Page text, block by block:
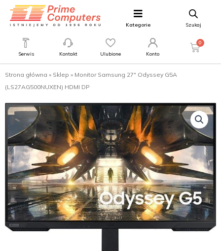
Kategorie Szukaj
Serwis Kontakt Ulubione Konto
0
Strona główna » Sklep » Monitor Samsung 27″ Odyssey G5A
(LS27AG500NUXEN) HDMI DP